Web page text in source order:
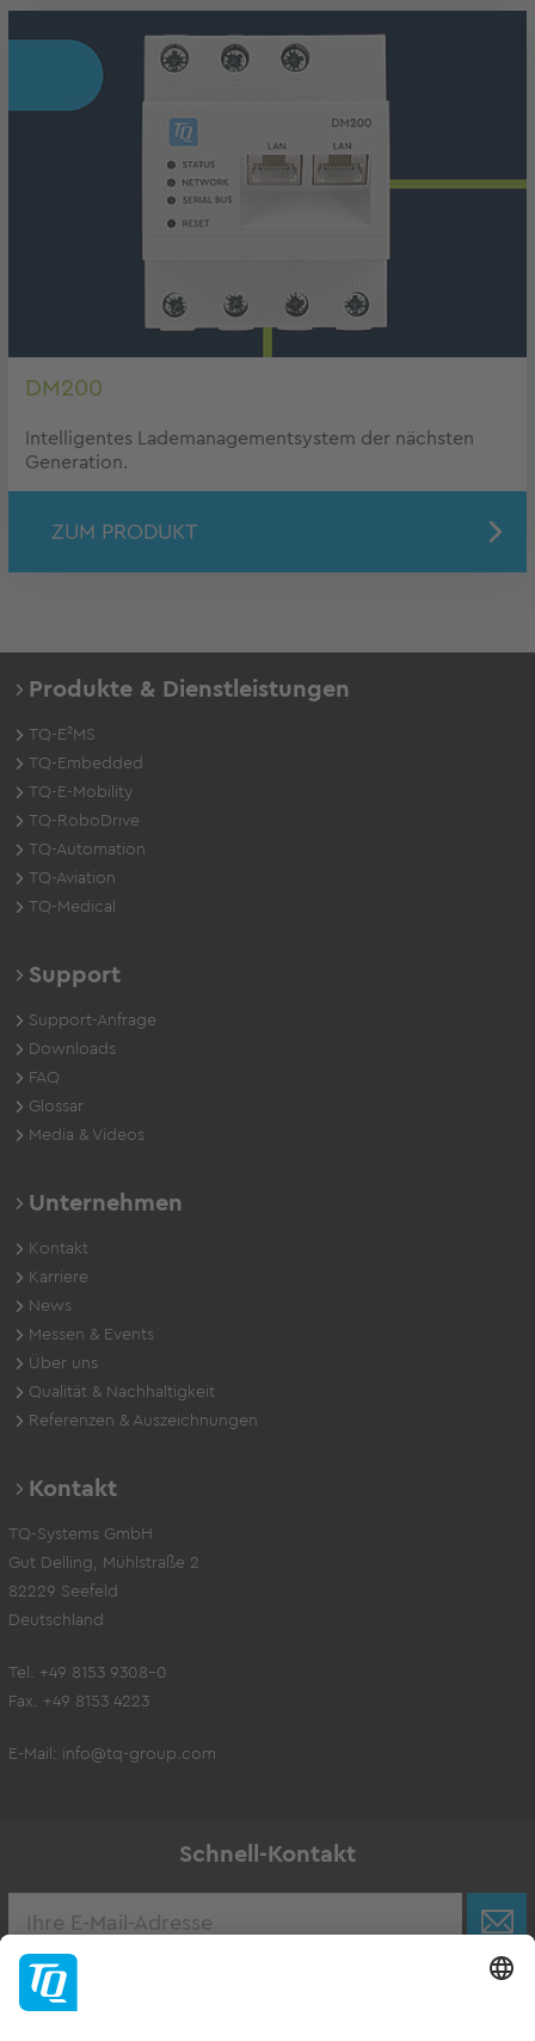
DM200
Intelligentes Lademanagementsystem der nächsten
Generation.
ZUM PRODUKT
Produkte & Dienstleistungen
TQ-E²MS
TQ-Embedded
TQ-E-Mobility
TQ-RoboDrive
TQ-Automation
TQ-Aviation
TQ-Medical
Support
Support-Anfrage
Downloads
FAQ
Glossar
Media & Videos
Unternehmen
Kontakt
Karriere
News
Messen & Events
Über uns
Qualität & Nachhaltigkeit
Referenzen & Auszeichnungen
Kontakt
TQ-Systems GmbH
Gut Delling, Mühlstraße 2
82229 Seefeld
Deutschland
Tel. +49 8153 9308-0
Fax. +49 8153 4223
E-Mail: info@tq-group.com
Schnell-Kontakt